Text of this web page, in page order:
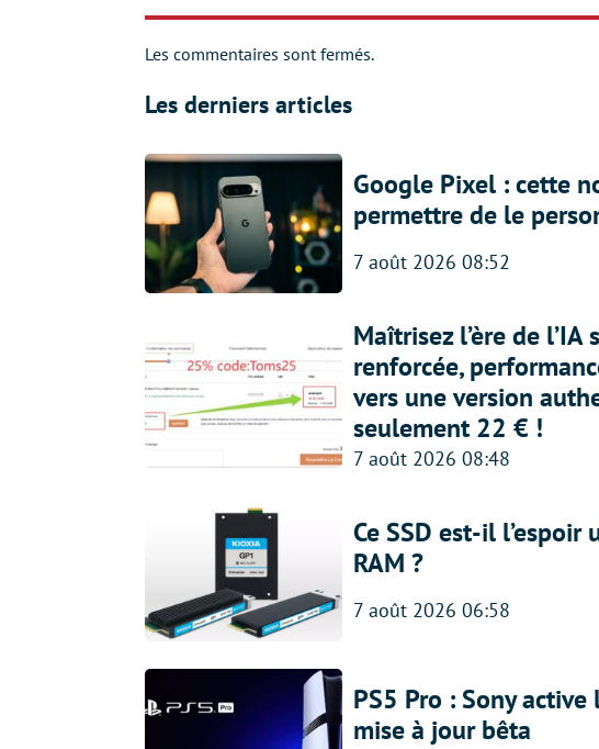
Les commentaires sont fermés.
Les derniers articles
Google Pixel : cette
permettre de le
7 août 2026 08:52
Maîtrisez l’ère de
renforcée,
vers une version
seulement 22 € !
7 août 2026 08:48
Ce SSD est-il
RAM ?
7 août 2026 06:58
PS5 Pro : Sony
mise à jour bêta